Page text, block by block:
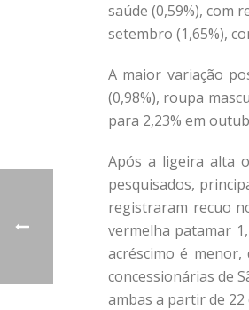
saúde (0,59%), com
setembro (1,65%),
A maior variação
(0,98%), roupa
para 2,23% em
Após a ligeira alta
pesquisados,
registraram recuo
vermelha patamar
acréscimo é menor,
concessionárias de
ambas a partir de 22